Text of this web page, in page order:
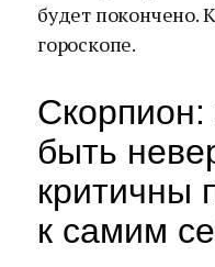
будет покончено.
гороскопе.
быть
критичны
к самим